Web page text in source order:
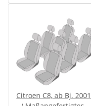
Citroen C8, ab Bj. 2001